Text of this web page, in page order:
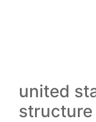
united
structure